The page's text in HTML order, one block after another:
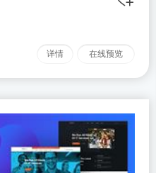
详情 在线预览